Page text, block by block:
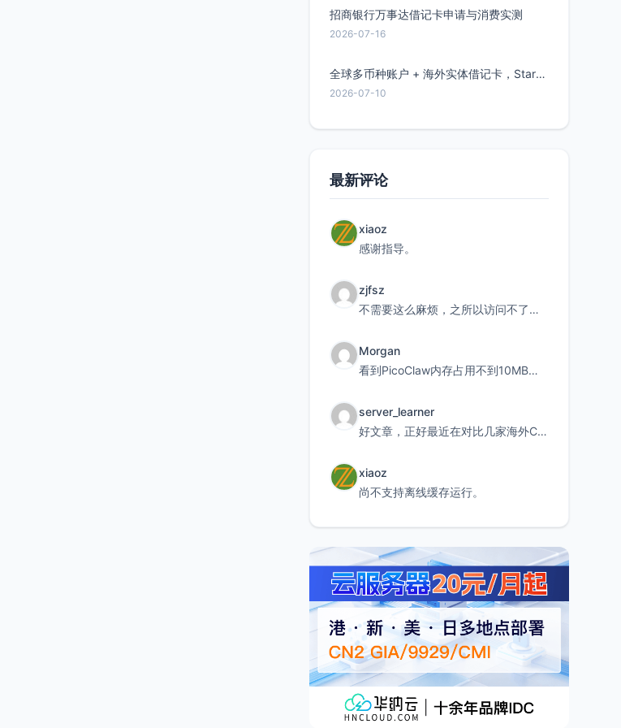
招商银行万事达借记卡申请与消费实测
2026-07-16
全球多币种账户 + 海外实体借记卡，Starryblu开户教程与注意事项
2026-07-10
最新评论
xiaoz
感谢指导。
zjfsz
不需要这么麻烦，之所以访问不了，是由于非对称路由的问题，在爱快主路由添加一条静态路由192.168.
Morgan
看到PicoClaw内存占用不到10MB这个数据真的很惊喜，确实很适合我这种想用旧设备折腾AI的小白
server_learner
好文章，正好最近在对比几家海外CDN。文中提到CF免费版不支持自定义回源端口和HOST这个痛点太真实
xiaoz
尚不支持离线缓存运行。